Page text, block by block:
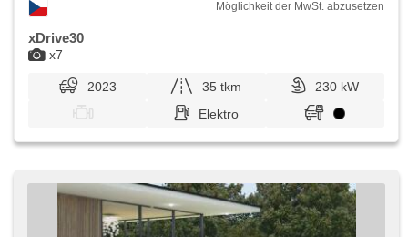
x7
Möglichkeit der MwSt. abzusetzen
xDrive30
2023 35 tkm
230 kW
Elektro